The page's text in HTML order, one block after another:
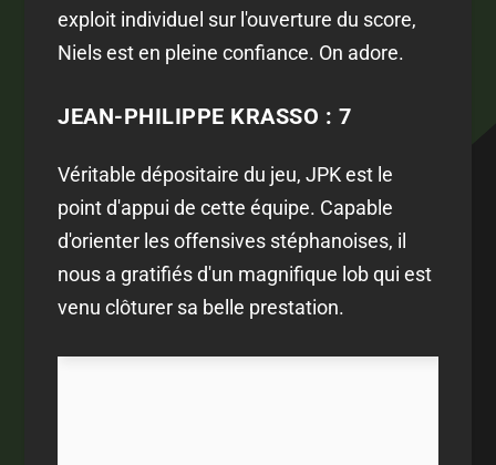
exploit individuel sur l'ouverture du score,
Niels est en pleine confiance. On adore.
JEAN-PHILIPPE KRASSO : 7
Véritable dépositaire du jeu, JPK est le
point d'appui de cette équipe. Capable
d'orienter les offensives stéphanoises, il
nous a gratifiés d'un magnifique lob qui est
venu clôturer sa belle prestation.